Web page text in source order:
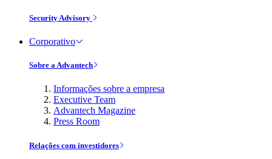
Security Advisory
Corporativo
Sobre a Advantech
Informações sobre a empresa
Executive Team
Advantech Magazine
Press Room
Relações com investidores